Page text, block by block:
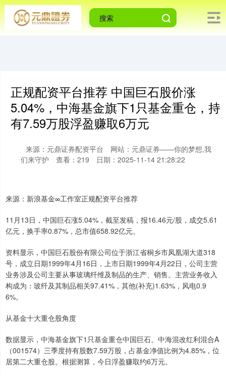
正规配资平台推荐 中国巨石股价涨
5.04%，中海基金旗下1只基金重仓，持
有7.59万股浮盈赚取6万元
来源：元鼎证券配资平台
网站：元鼎证券——你的梦想,我
们来守护
查看：219 日期：2025-11-14 21:28:22
来源：新浪基金∞工作室正规配资平台推荐
11月13日，中国巨石涨5.04%，截至发稿，报16.46元/股，成交5.61
亿元，换手率0.87%，总市值658.92亿元。
资料显示，中国巨石股份有限公司位于浙江省桐乡市凤凰湖大道318
号，成立日期1999年4月16日，上市日期1999年4月22日，公司主营
业务涉及公司主要从事玻璃纤维及制品的生产、销售。主营业务收入
构成为：玻纤及其制品相关97.41%，其他(补充)1.63%，风电0.9
6%。
从基金十大重仓股角度
数据显示，中海基金旗下1只基金重仓中国巨石。中海混改红利混合A
（001574）三季度持有股数7.59万股，占基金净值比例为4.85%，位
居第二大重仓股。根据测算，今日浮盈赚取约6万元。
深证成指 14295.08 +184.96 +1.31%